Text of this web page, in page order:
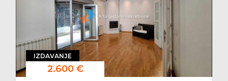
IZDAVANJE
2.600 €